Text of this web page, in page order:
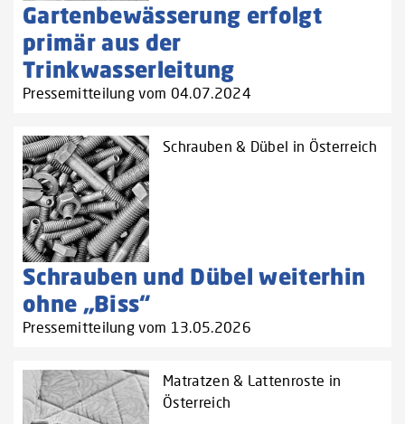
Gartenbewässerung erfolgt
primär aus der
Trinkwasserleitung
Pressemitteilung vom 04.07.2024
Schrauben & Dübel in Österreich
Schrauben und Dübel weiterhin
ohne „Biss“
Pressemitteilung vom 13.05.2026
Matratzen & Lattenroste in
Österreich